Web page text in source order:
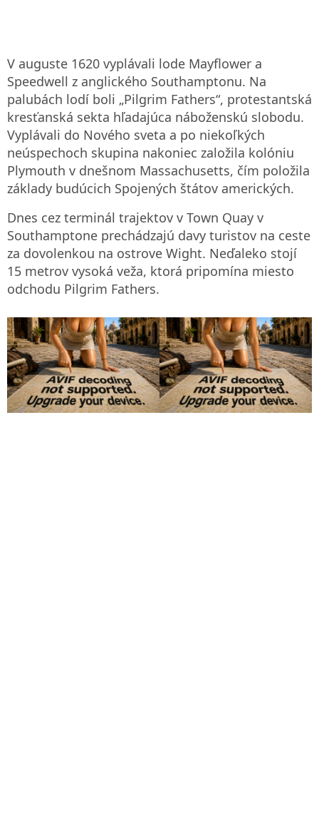
V auguste 1620 vyplávali lode Mayflower a
Speedwell z anglického Southamptonu. Na
palubách lodí boli „Pilgrim Fathers“, protestantská
kresťanská sekta hľadajúca náboženskú slobodu.
Vyplávali do Nového sveta a po niekoľkých
neúspechoch skupina nakoniec založila kolóniu
Plymouth v dnešnom Massachusetts, čím položila
základy budúcich Spojených štátov amerických.
Dnes cez terminál trajektov v Town Quay v
Southamptone prechádzajú davy turistov na ceste
za dovolenkou na ostrove Wight. Neďaleko stojí
15 metrov vysoká veža, ktorá pripomína miesto
odchodu Pilgrim Fathers.